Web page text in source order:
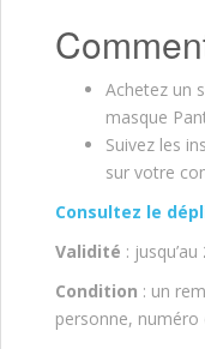
Achetez un
masque
Suivez les
sur votre
Consultez le
Validité : jusqu’au
Condition : un
personne,